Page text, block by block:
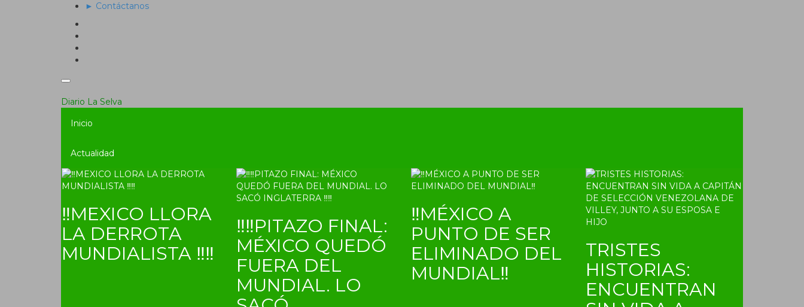
► Contáctanos
Diario La Selva
Inicio
Actualidad
‼MEXICO LLORA
LA DERROTA
MUNDIALISTA ‼‼
‼‼PITAZO FINAL:
MÉXICO QUEDÓ
FUERA DEL
MUNDIAL. LO
‼MÉXICO A
PUNTO DE SER
ELIMINADO DEL
MUNDIAL‼
TRISTES
HISTORIAS:
ENCUENTRAN